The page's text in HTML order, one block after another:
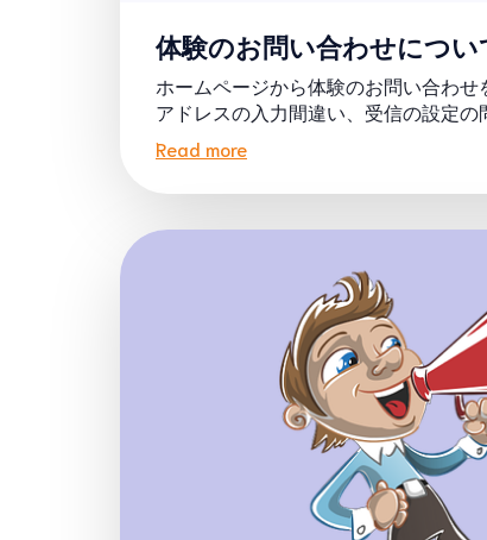
体験のお問い合わせについ
ホームページから体験のお問い合わ
アドレスの入力間違い、受信の設定
Read more